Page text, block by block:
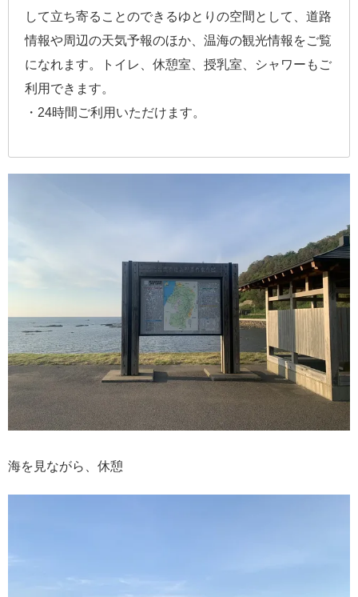
して立ち寄ることのできるゆとりの空間として、道路
情報や周辺の天気予報のほか、温海の観光情報をご覧
になれます。トイレ、休憩室、授乳室、シャワーもご
利用できます。
・24時間ご利用いただけます。
海を見ながら、休憩